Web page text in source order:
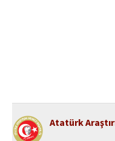
Atatürk